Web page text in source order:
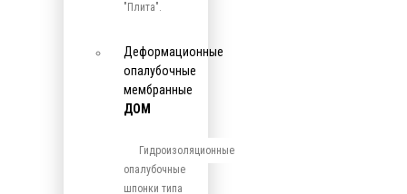
"Плита".
Деформационные
опалубочные
мембранные
ДОМ
Гидроизоляционные
опалубочные
шпонки типа